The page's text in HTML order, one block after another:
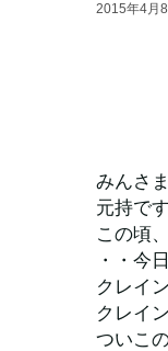
2015年4月8
みんさ
元持です
この頃
・・今
クレイ
クレイ
ついこ